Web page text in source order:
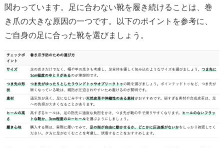
関わっています。足に合わない靴を履き続けることは、巻
き爪の大きな原因の一つです。以下のポイントを参考に、
ご自身の足に合った靴を選びましょう。